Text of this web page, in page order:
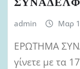
admin Μαρ
ΕΡΩΤΗΜΑ
γίνετε με τα